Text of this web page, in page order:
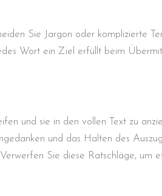
Sie Jargon oder komplizierte
Wort ein Ziel erfüllt beim
und sie in den vollen Text zu
und das Halten des
Sie diese Ratschläge, um